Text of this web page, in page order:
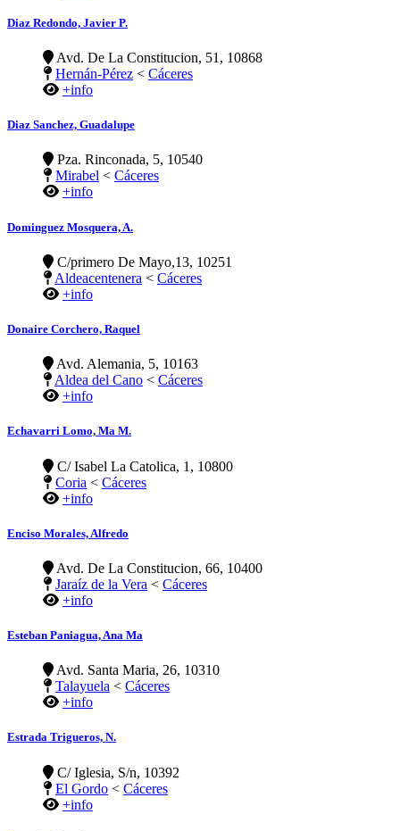
Diaz Redondo, Javier P.
Avd. De La Constitucion, 51, 10868
Hernán-Pérez < Cáceres
+info
Diaz Sanchez, Guadalupe
Pza. Rinconada, 5, 10540
Mirabel < Cáceres
+info
Dominguez Mosquera, A.
C/primero De Mayo,13, 10251
Aldeacentenera < Cáceres
+info
Donaire Corchero, Raquel
Avd. Alemania, 5, 10163
Aldea del Cano < Cáceres
+info
Echavarri Lomo, Ma M.
C/ Isabel La Catolica, 1, 10800
Coria < Cáceres
+info
Enciso Morales, Alfredo
Avd. De La Constitucion, 66, 10400
Jaraíz de la Vera < Cáceres
+info
Esteban Paniagua, Ana Ma
Avd. Santa Maria, 26, 10310
Talayuela < Cáceres
+info
Estrada Trigueros, N.
C/ Iglesia, S/n, 10392
El Gordo < Cáceres
+info